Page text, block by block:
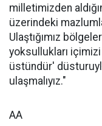
milletimizden
üzerindeki
Ulaştığımız
yoksullukları içimizi
üstündür'
ulaşmalıyız."
AA